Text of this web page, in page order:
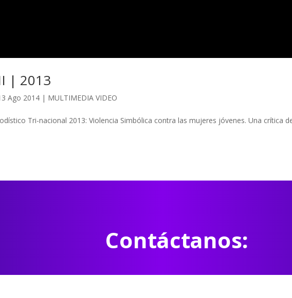
| 2013
Ago 2014 | MULTIMEDIA VIDEO
Tri-nacional 2013: Violencia Simbólica contra las mujeres jóvenes. Una crítica
Contáctanos: